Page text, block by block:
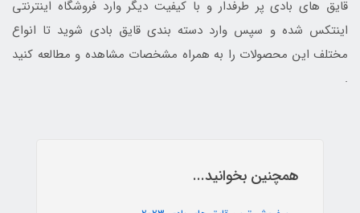
قایق های بادی پر طرفدار و با کیفیت دیگر وارد فروشگاه اینترنتی
اینتکس شده و سپس وارد دسته بندی قایق بادی شوید تا انواع
مختلف این محصولات را به همراه مشخصات مشاهده و مطالعه کنید
.
همچنین بخوانید...